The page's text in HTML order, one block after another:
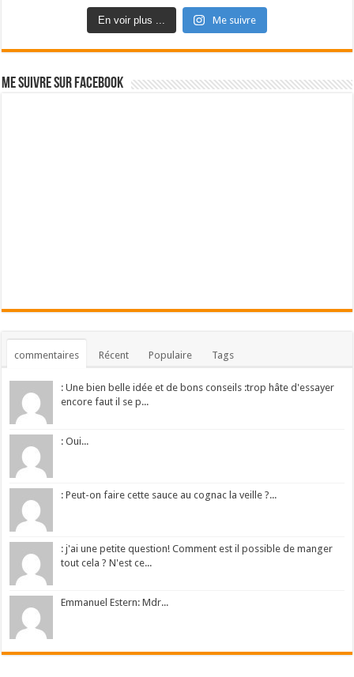
En voir plus ... Me suivre
Me suivre sur Facebook
commentaires Récent Populaire Tags
: Une bien belle idée et de bons conseils :trop hâte d'essayer
encore faut il se p...
: Oui...
: Peut-on faire cette sauce au cognac la veille ?...
: j'ai une petite question! Comment est il possible de manger
tout cela ? N'est ce...
Emmanuel Estern: Mdr...